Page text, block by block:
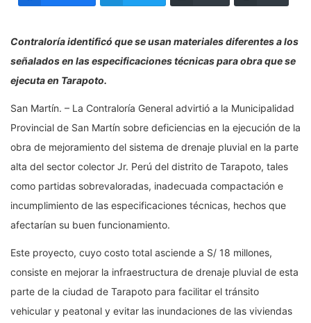
Contraloría identificó que se usan materiales diferentes a los
señalados en las especificaciones técnicas para obra que se
ejecuta en Tarapoto.
San Martín. – La Contraloría General advirtió a la Municipalidad
Provincial de San Martín sobre deficiencias en la ejecución de la
obra de mejoramiento del sistema de drenaje pluvial en la parte
alta del sector colector Jr. Perú del distrito de Tarapoto, tales
como partidas sobrevaloradas, inadecuada compactación e
incumplimiento de las especificaciones técnicas, hechos que
afectarían su buen funcionamiento.
Este proyecto, cuyo costo total asciende a S/ 18 millones,
consiste en mejorar la infraestructura de drenaje pluvial de esta
parte de la ciudad de Tarapoto para facilitar el tránsito
vehicular y peatonal y evitar las inundaciones de las viviendas